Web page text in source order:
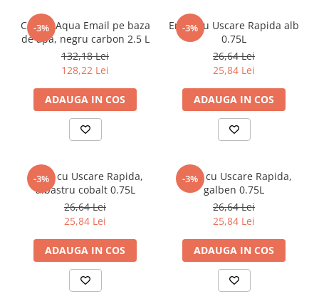
-3%
CORAL Aqua Email pe baza
de apa, negru carbon 2.5 L
132,18 Lei
128,22 Lei
ADAUGA IN COS
-3%
Email cu Uscare Rapida alb
0.75L
26,64 Lei
25,84 Lei
ADAUGA IN COS
-3%
Email cu Uscare Rapida,
albastru cobalt 0.75L
26,64 Lei
25,84 Lei
ADAUGA IN COS
-3%
Email cu Uscare Rapida,
galben 0.75L
26,64 Lei
25,84 Lei
ADAUGA IN COS